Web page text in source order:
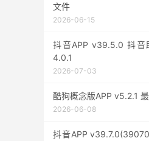
文件
2026-06-15
抖音APP v39.5.0 抖
4.0.1
2026-07-03
酷狗概念版APP v5.2.1
2026-06-08
抖音APP